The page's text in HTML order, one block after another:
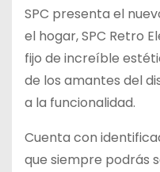
SPC presenta el
el hogar, SPC Retro
fijo de increíble
de los amantes del
a la funcionalidad.
Cuenta con
que siempre podrás